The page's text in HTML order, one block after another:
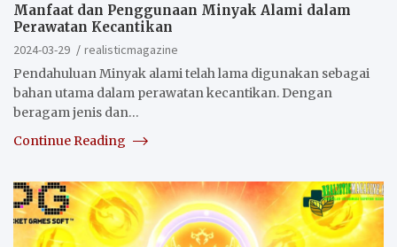
Manfaat dan Penggunaan Minyak Alami dalam
Perawatan Kecantikan
2024-03-29
realisticmagazine
Pendahuluan Minyak alami telah lama digunakan sebagai
bahan utama dalam perawatan kecantikan. Dengan
beragam jenis dan…
Continue Reading